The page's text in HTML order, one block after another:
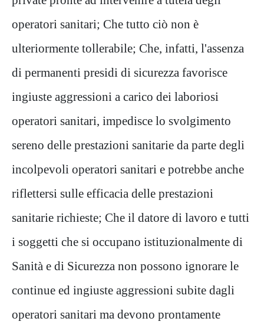
operatori sanitari; Che tutto ciò non è
ulteriormente tollerabile; Che, infatti, l'assenza
di permanenti presidi di sicurezza favorisce
ingiuste aggressioni a carico dei laboriosi
operatori sanitari, impedisce lo svolgimento
sereno delle prestazioni sanitarie da parte degli
incolpevoli operatori sanitari e potrebbe anche
riflettersi sulle efficacia delle prestazioni
sanitarie richieste; Che il datore di lavoro e tutti
i soggetti che si occupano istituzionalmente di
Sanità e di Sicurezza non possono ignorare le
continue ed ingiuste aggressioni subite dagli
operatori sanitari ma devono prontamente